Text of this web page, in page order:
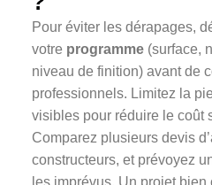
Pour éviter les dérapages,
votre programme (surface,
niveau de finition) avant de
professionnels. Limitez la
visibles pour réduire le coût
Comparez plusieurs devis
constructeurs, et prévoyez